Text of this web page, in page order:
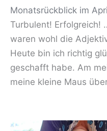
Monatsrückblick im
Turbulent! Erfolgreich!
waren wohl die
Heute bin ich richtig
geschafft habe. Am
meine kleine Maus